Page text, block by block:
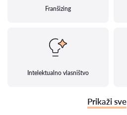
Franšizing
Intelektualno vlasništvo
Prikaži sve